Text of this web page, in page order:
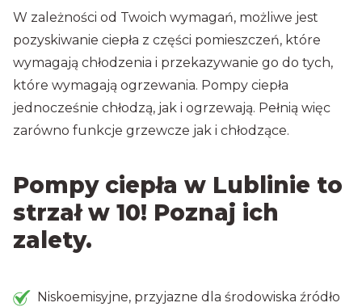
W zależności od Twoich wymagań, możliwe jest
pozyskiwanie ciepła z części pomieszczeń, które
wymagają chłodzenia i przekazywanie go do tych,
które wymagają ogrzewania. Pompy ciepła
jednocześnie chłodzą, jak i ogrzewają. Pełnią więc
zarówno funkcje grzewcze jak i chłodzące.
Pompy ciepła w Lublinie to
strzał w 10! Poznaj ich
zalety.
Niskoemisyjne, przyjazne dla środowiska źródło